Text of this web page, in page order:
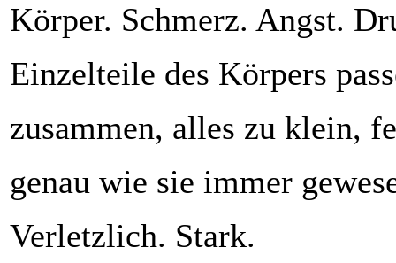
Körper. Schmerz. Angst.
Einzelteile des Körpers
zusammen, alles zu klein,
genau wie sie immer
Verletzlich. Stark.